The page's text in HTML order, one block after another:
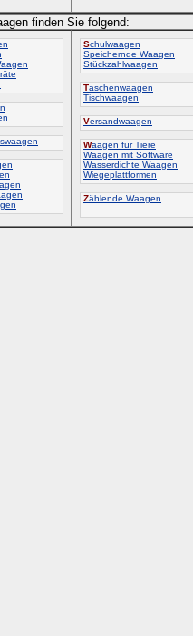
finden Sie folgend:
Schulwaagen
Speichernde Waagen
Stückzahlwaagen
Taschenwaagen
Tischwaagen
Versandwaagen
Waagen für Tiere
Waagen mit Software
Wasserdichte Waagen
Wiegeplattformen
Zählende Waagen